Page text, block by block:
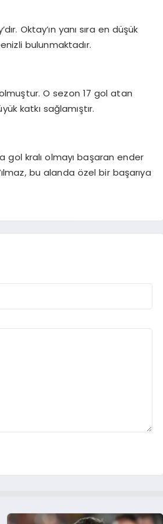
Oktay’ın yanı sıra en düşük
bulunmaktadır.
O sezon 17 gol atan
katkı sağlamıştır.
gol kralı olmayı başaran ender
bu alanda özel bir başarıya